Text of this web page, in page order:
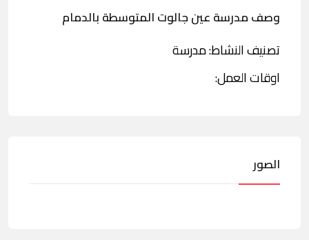
وصف مدرسة عين جالوت المتوسطة بالدمام
تصنيف النشاط: مدرسة
اوقات العمل:
الصور